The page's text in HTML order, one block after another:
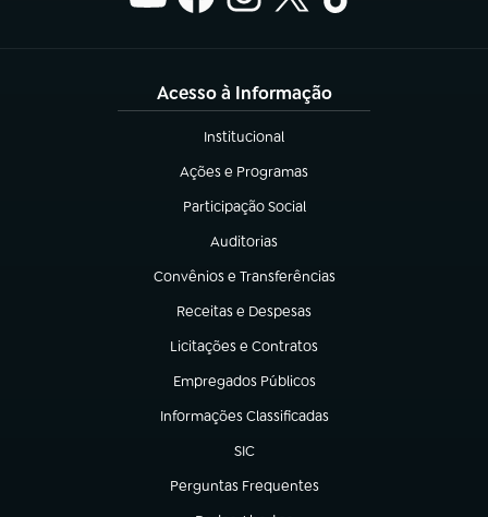
Acesso à Informação
Institucional
(abre em nova aba)
Ações e Programas
(abre em nova aba)
Participação Social
(abre em nova aba)
Auditorias
(abre em nova aba)
Convênios e Transferências
(abre em nova aba)
Receitas e Despesas
(abre em nova aba)
Licitações e Contratos
(abre em nova aba)
Empregados Públicos
(abre em nova aba)
Informações Classificadas
(abre em nova aba)
SIC
(abre em nova aba)
Perguntas Frequentes
(abre em nova aba)